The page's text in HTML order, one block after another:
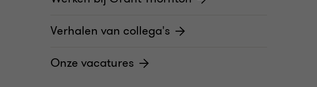
Verhalen van collega's
Onze vacatures